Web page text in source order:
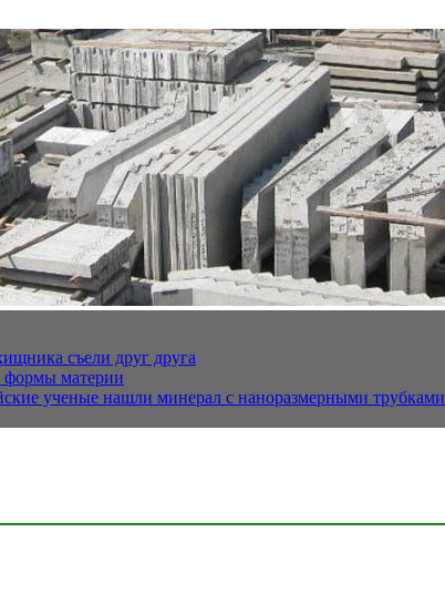
съели друг друга
формы материи
ученые нашли минерал с наноразмерными трубками